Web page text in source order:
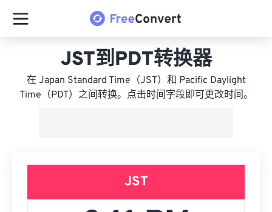
JST到PDT转换器
在 Japan Standard Time（JST）和 Pacific Daylight
Time（PDT）之间转换。点击时间字段即可更改时间。
JST